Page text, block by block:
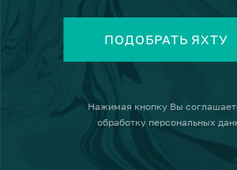
ПОДОБРАТЬ ЯХТУ
Нажимая кнопку Вы
обработку персональных